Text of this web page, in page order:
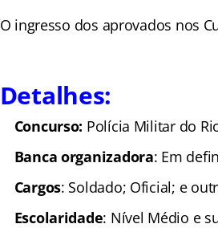
O ingresso dos aprovados nos
Detalhes:
Concurso: Polícia Militar do
Banca organizadora: Em
Cargos: Soldado; Oficial; e
Escolaridade: Nível Médio e